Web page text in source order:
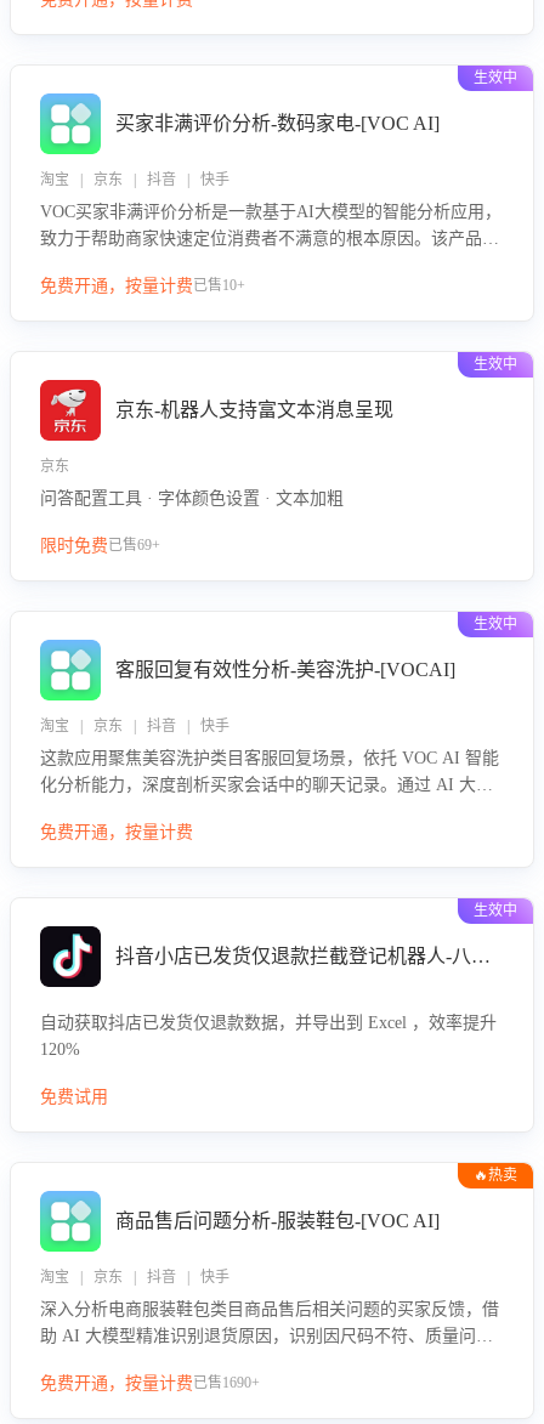
绪、归因争议根源，并客观评估客服应对合理性与成效。系统
生效中
买家非满评价分析-数码家电-[VOC AI]
淘宝 | 京东 | 抖音 | 快手
VOC买家非满评价分析是一款基于AI大模型的智能分析应用，
致力于帮助商家快速定位消费者不满意的根本原因。该产品可
或其它部门原因，明确责任归属，提供可落地的改进建议与策
免费开通，按量计费已售10+
生效中
京东-机器人支持富文本消息呈现
京东
问答配置工具 · 字体颜色设置 · 文本加粗
限时免费已售69+
生效中
客服回复有效性分析-美容洗护-[VOCAI]
淘宝 | 京东 | 抖音 | 快手
这款应用聚焦美容洗护类目客服回复场景，依托 VOC AI 智能
化分析能力，深度剖析买家会话中的聊天记录。通过 AI 大模
效性与完整性，输出针对性改进策略，助力商家快速优化快捷
免费开通，按量计费
生效中
抖音小店已发货仅退款拦截登记机器人-八爪鱼
自动获取抖店已发货仅退款数据，并导出到 Excel ，效率提升
120%
免费试用
🔥热卖
商品售后问题分析-服装鞋包-[VOC AI]
淘宝 | 京东 | 抖音 | 快手
深入分析电商服装鞋包类目商品售后相关问题的买家反馈，借
助 AI 大模型精准识别退货原因，识别因尺码不符、质量问题
商家优化产品或服务，实现销售额的显著提升。
免费开通，按量计费已售1690+